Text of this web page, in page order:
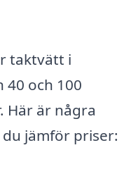
taktvätt i
40 och 100
Här är några
jämför priser: